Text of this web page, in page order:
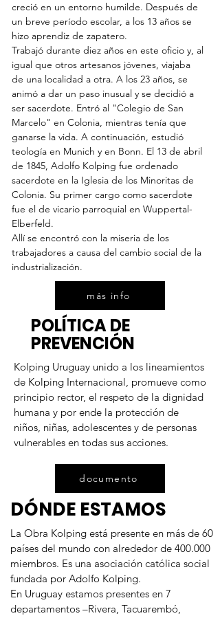
creció en un entorno humilde. Después de
un breve período escolar, a los 13 años se
hizo aprendiz de zapatero.
Trabajó durante diez años en este oficio y, al
igual que otros artesanos jóvenes, viajaba
de una localidad a otra. A los 23 años, se
animó a dar un paso inusual y se decidió a
ser sacerdote. Entró al "Colegio de San
Marcelo" en Colonia, mientras tenía que
ganarse la vida. A continuación, estudió
teología en Munich y en Bonn. El 13 de abril
de 1845, Adolfo Kolping fue ordenado
sacerdote en la Iglesia de los Minoritas de
Colonia. Su primer cargo como sacerdote
fue el de vicario parroquial en Wuppertal-
Elberfeld.
Allí se encontró con la miseria de los
trabajadores a causa del cambio social de la
industrialización.
más info
POLÍTICA DE
PREVENCIÓN
Kolping Uruguay unido a los lineamientos
de Kolping Internacional, promueve como
principio rector, el respeto de la dignidad
humana y por ende la protección de
niños, niñas, adolescentes y de personas
vulnerables en todas sus acciones.
documento
DÓNDE ESTAMOS
La Obra Kolping está presente en más de 60
países del mundo con alrededor de 400.000
miembros. Es una asociación católica social
fundada por Adolfo Kolping.
En Uruguay estamos presentes en 7
departamentos –Rivera, Tacuarembó,